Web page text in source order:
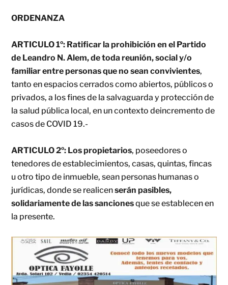
ORDENANZA
ARTICULO 1º: Ratificar la prohibición en el Partido
de Leandro N. Alem, de toda reunión, social y/o
familiar entre personas que no sean convivientes,
tanto en espacios cerrados como abiertos, públicos o
privados, a los fines de la salvaguarda y protección de
la salud pública local, en un contexto deincremento de
casos de COVID 19.-
ARTICULO 2º: Los propietarios, poseedores o
tenedores de establecimientos, casas, quintas, fincas
u otro tipo de inmueble, sean personas humanas o
jurídicas, donde se realicenserán pasibles,
solidariamente de las sancionesque se establecen en
la presente.